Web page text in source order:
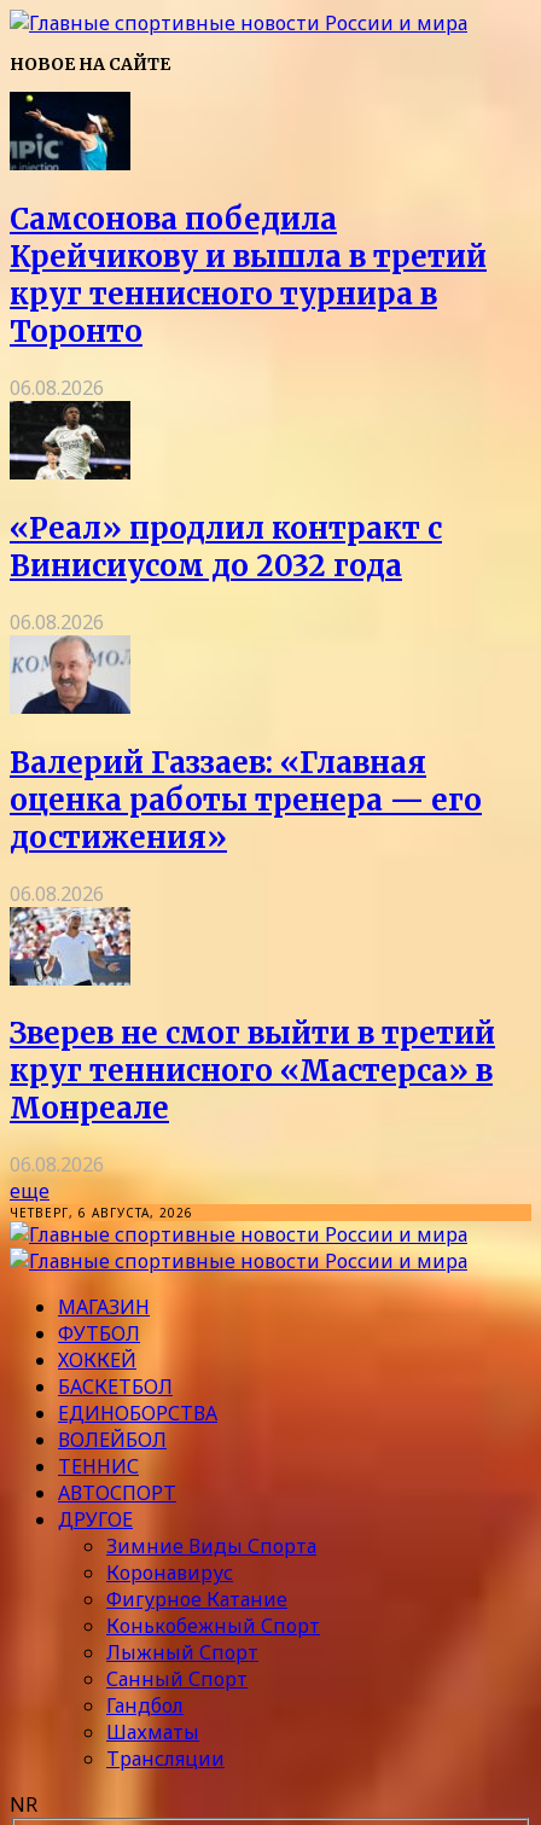
НОВОЕ НА САЙТЕ
Самсонова победила
Крейчикову и вышла в третий
круг теннисного турнира в
Торонто
06.08.2026
«Реал» продлил контракт с
Винисиусом до 2032 года
06.08.2026
Валерий Газзаев: «Главная
оценка работы тренера — его
достижения»
06.08.2026
Зверев не смог выйти в третий
круг теннисного «Мастерса» в
Монреале
06.08.2026
еще
ЧЕТВЕРГ, 6 АВГУСТА, 2026
МАГАЗИН
ФУТБОЛ
ХОККЕЙ
БАСКЕТБОЛ
ЕДИНОБОРСТВА
ВОЛЕЙБОЛ
ТЕННИС
АВТОСПОРТ
ДРУГОЕ
Зимние Виды Спорта
Коронавирус
Фигурное Катание
Конькобежный Спорт
Лыжный Спорт
Санный Спорт
Гандбол
Шахматы
Трансляции
NR